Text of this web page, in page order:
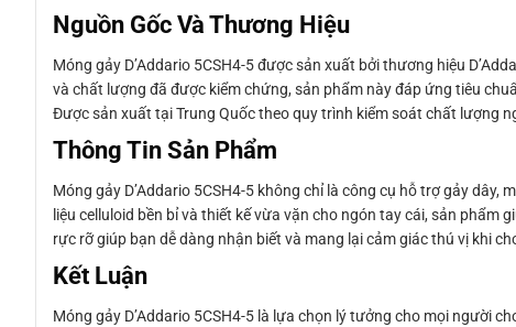
Nguồn Gốc Và Thương Hiệu
Móng gảy D’Addario 5CSH4-5 được sản xuất bởi thương hiệu
và chất lượng đã được kiểm chứng, sản phẩm này đáp ứng tiêu
Được sản xuất tại Trung Quốc theo quy trình kiểm soát chất lượng
Thông Tin Sản Phẩm
Móng gảy D’Addario 5CSH4-5 không chỉ là công cụ hỗ trợ gảy
liệu celluloid bền bỉ và thiết kế vừa vặn cho ngón tay cái, sản
rực rỡ giúp bạn dễ dàng nhận biết và mang lại cảm giác thú vị khi
Kết Luận
Móng gảy D’Addario 5CSH4-5 là lựa chọn lý tưởng cho mọi người